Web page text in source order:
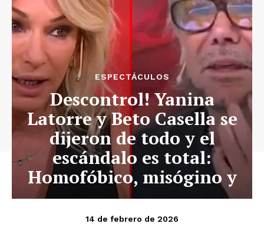
ESPECTÁCULOS
Descontrol! Yanina
Latorre y Beto Casella se
dijeron de todo y el
escándalo es total:
Homofóbico, misógino y
14 de febrero de 2026